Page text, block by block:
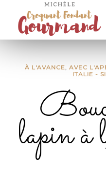
À L'AVANCE,AVEC
ITALIE -
lapin à